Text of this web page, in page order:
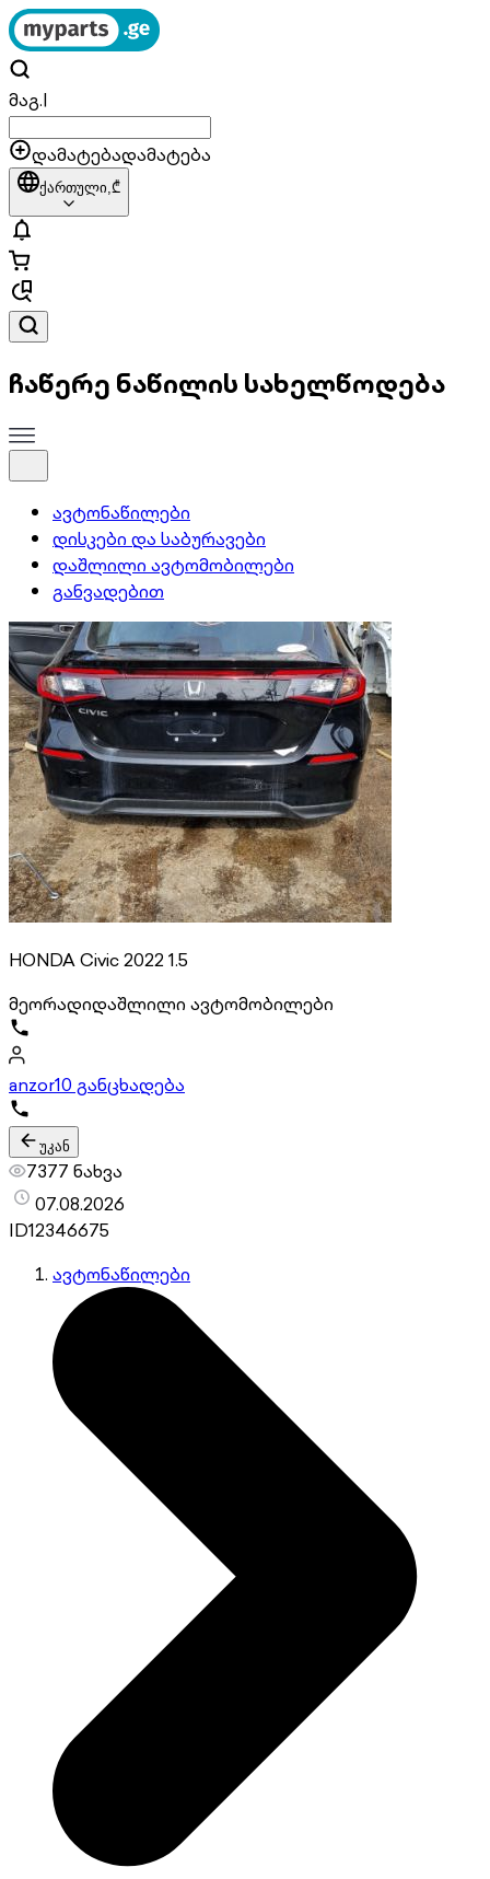
მაგ.|
დამატებადამატება
ქართული,₾
ჩაწერე ნაწილის სახელწოდება
ავტონაწილები
დისკები და საბურავები
დაშლილი ავტომობილები
განვადებით
HONDA Civic 2022 1.5
მეორადიდაშლილი ავტომობილები
anzor10 განცხადება
უკან
7377 ნახვა
07.08.2026
ID12346675
ავტონაწილები